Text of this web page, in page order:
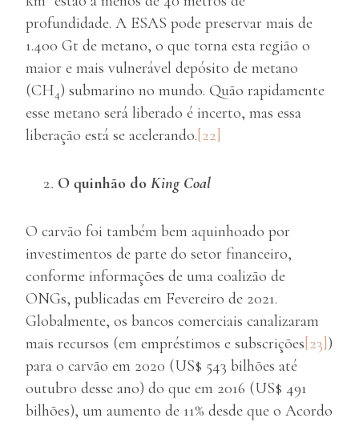
profundidade. A ESAS pode preservar mais de
1.400 Gt de metano, o que torna esta região o
maior e mais vulnerável depósito de metano
(CH4) submarino no mundo. Quão rapidamente
esse metano será liberado é incerto, mas essa
liberação está se acelerando.[22]
O quinhão do King Coal
O carvão foi também bem aquinhoado por
investimentos de parte do setor financeiro,
conforme informações de uma coalizão de
ONGs, publicadas em Fevereiro de 2021.
Globalmente, os bancos comerciais canalizaram
mais recursos (em empréstimos e subscrições[23])
para o carvão em 2020 (US$ 543 bilhões até
outubro desse ano) do que em 2016 (US$ 491
bilhões), um aumento de 11% desde que o Acordo